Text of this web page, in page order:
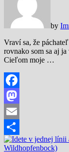
by
Vraví sa, že
rovnako som sa aj
Cieľom moje …
Facebook
Mastodon
Email
Share